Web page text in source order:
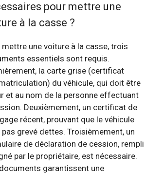
pour mettre une
à la casse ?
mettre une voiture à la casse, trois
essentiels sont requis.
la carte grise (certificat
du véhicule, qui doit être
et au nom de la personne effectuant
Deuxièmement, un certificat de
récent, prouvant que le véhicule
pas grevé dettes. Troisièmement, un
de déclaration de cession, rempli
par le propriétaire, est nécessaire.
garantissent une